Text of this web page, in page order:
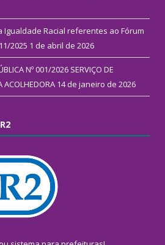
Igualdade Racial referentes ao Fórum
2025 1 de abril de 2026
Nº 001/2026 SERVIÇO DE
ACOLHEDORA 14 de janeiro de 2026